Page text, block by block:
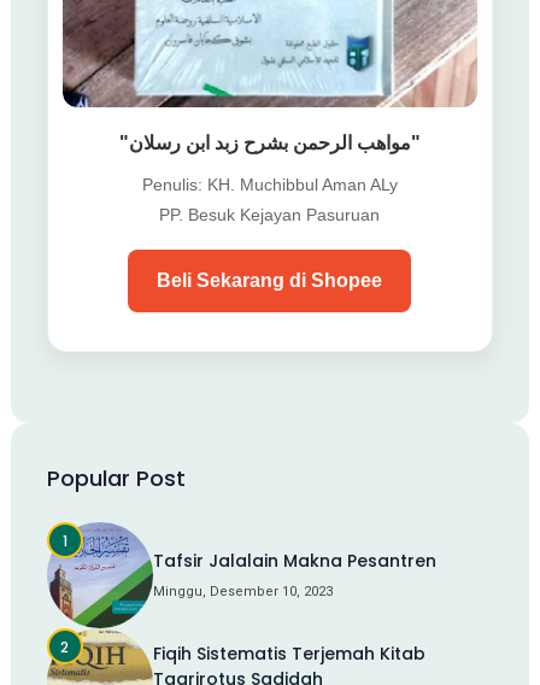
"مواهب الرحمن بشرح زبد ابن رسلان"
Penulis: KH. Muchibbul Aman ALy
PP. Besuk Kejayan Pasuruan
Beli Sekarang di Shopee
Popular Post
Tafsir Jalalain Makna Pesantren
Minggu, Desember 10, 2023
Fiqih Sistematis Terjemah Kitab
Taqrirotus Sadidah